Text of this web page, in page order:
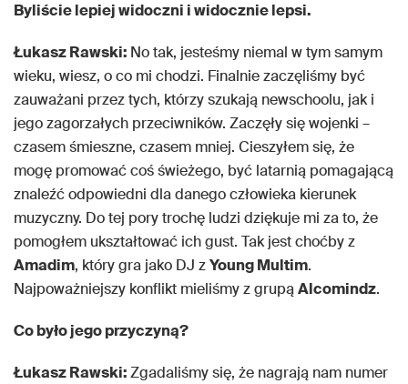
Byliście lepiej widoczni i widocznie lepsi.
Łukasz Rawski: No tak, jesteśmy niemal w tym samym
wieku, wiesz, o co mi chodzi. Finalnie zaczęliśmy być
zauważani przez tych, którzy szukają newschoolu, jak i
jego zagorzałych przeciwników. Zaczęły się wojenki –
czasem śmieszne, czasem mniej. Cieszyłem się, że
mogę promować coś świeżego, być latarnią pomagającą
znaleźć odpowiedni dla danego człowieka kierunek
muzyczny. Do tej pory trochę ludzi dziękuje mi za to, że
pomogłem ukształtować ich gust. Tak jest choćby z
Amadim, który gra jako DJ zYoung Multim.
Najpoważniejszy konflikt mieliśmy z grupąAlcomindz.
Co było jego przyczyną?
Łukasz Rawski:Zgadaliśmy się, że nagrają nam numer